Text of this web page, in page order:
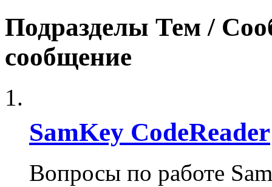
Подразделы Тем /
сообщение
SamKey CodeReader
Вопросы по работе